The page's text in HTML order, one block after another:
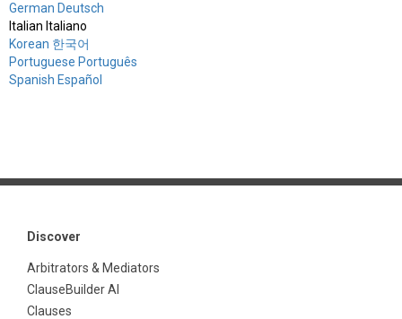
German Deutsch
Italian Italiano
Korean 한국어
Portuguese Português
Spanish Español
Discover
Arbitrators & Mediators
ClauseBuilder AI
Clauses